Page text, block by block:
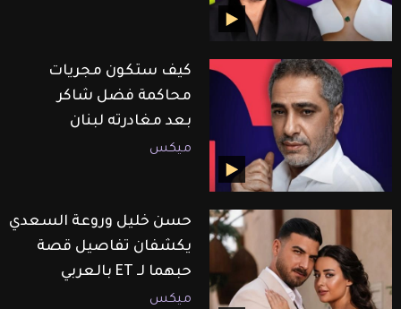
كيف ستكون مجريات
محاكمة فضل شاكر
بعد مغادرته لبنان
ميكس
حسن خليل وروعة السعدي
يكشفان تفاصيل قصة
حبهما لـ ET بالعربي
ميكس